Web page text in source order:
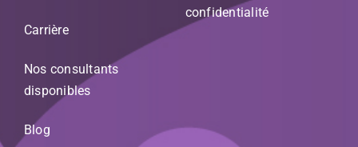
Carrière
Nos consultants
disponibles
Blog
confidentialité